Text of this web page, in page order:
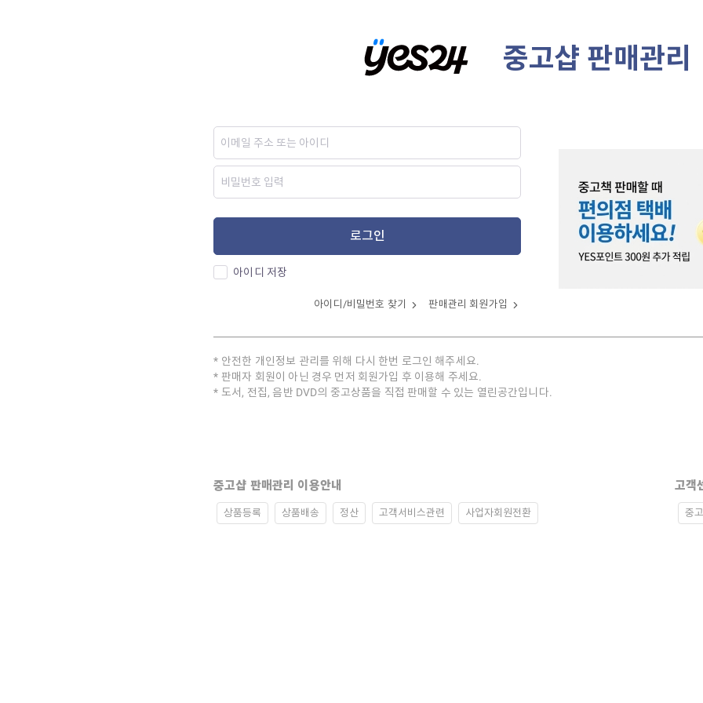
중고샵 판매관리
로그인
아이디 저장
아이디/비밀번호 찾기 판매관리 회원가입
안전한 개인정보 관리를 위해 다시 한번 로그인 해주세요.
판매자 회원이 아닌 경우 먼저 회원가입 후 이용해 주세요.
도서, 전집, 음반 DVD의 중고상품을 직접 판매할 수 있는 열린공간입니다.
중고샵 판매관리 이용안내
상품등록 상품배송 정산 고객서비스관련 사업자회원전환
고객
중